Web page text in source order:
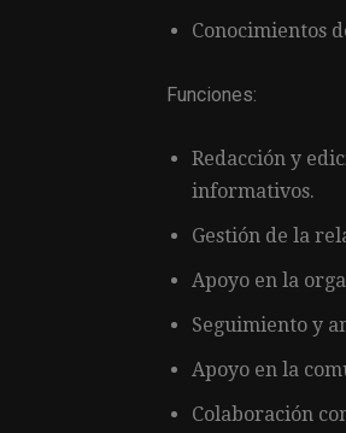
Conocimientos
Funciones:
Redacción y
informativos.
Gestión de la
Apoyo en la
Seguimiento y
Apoyo en la
Colaboración